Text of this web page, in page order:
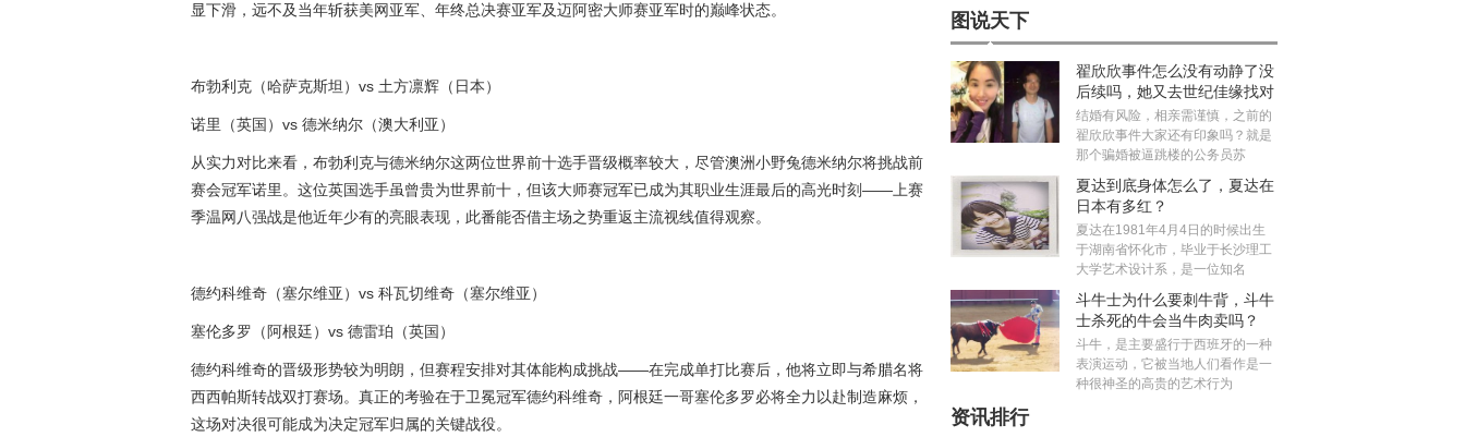
显下滑，远不及当年斩获美网亚军、年终总决赛亚军及迈阿密大师赛亚军时的巅峰状态。
布勃利克（哈萨克斯坦）vs 土方凛辉（日本）
诺里（英国）vs 德米纳尔（澳大利亚）
从实力对比来看，布勃利克与德米纳尔这两位世界前十选手晋级概率较大，尽管澳洲小野兔德米纳尔将挑战前
赛会冠军诺里。这位英国选手虽曾贵为世界前十，但该大师赛冠军已成为其职业生涯最后的高光时刻——上赛
季温网八强战是他近年少有的亮眼表现，此番能否借主场之势重返主流视线值得观察。
德约科维奇（塞尔维亚）vs 科瓦切维奇（塞尔维亚）
塞伦多罗（阿根廷）vs 德雷珀（英国）
德约科维奇的晋级形势较为明朗，但赛程安排对其体能构成挑战——在完成单打比赛后，他将立即与希腊名将
西西帕斯转战双打赛场。真正的考验在于卫冕冠军德约科维奇，阿根廷一哥塞伦多罗必将全力以赴制造麻烦，
这场对决很可能成为决定冠军归属的关键战役。
图说天下
翟欣欣事件怎么没有动静了没
后续吗，她又去世纪佳缘找对
象真的假的
结婚有风险，相亲需谨慎，之前的
翟欣欣事件大家还有印象吗？就是
那个骗婚被逼跳楼的公务员苏
夏达到底身体怎么了，夏达在
日本有多红？
夏达在1981年4月4日的时候出生
于湖南省怀化市，毕业于长沙理工
大学艺术设计系，是一位知名
斗牛士为什么要刺牛背，斗牛
士杀死的牛会当牛肉卖吗？
斗牛，是主要盛行于西班牙的一种
表演运动，它被当地人们看作是一
种很神圣的高贵的艺术行为
资讯排行